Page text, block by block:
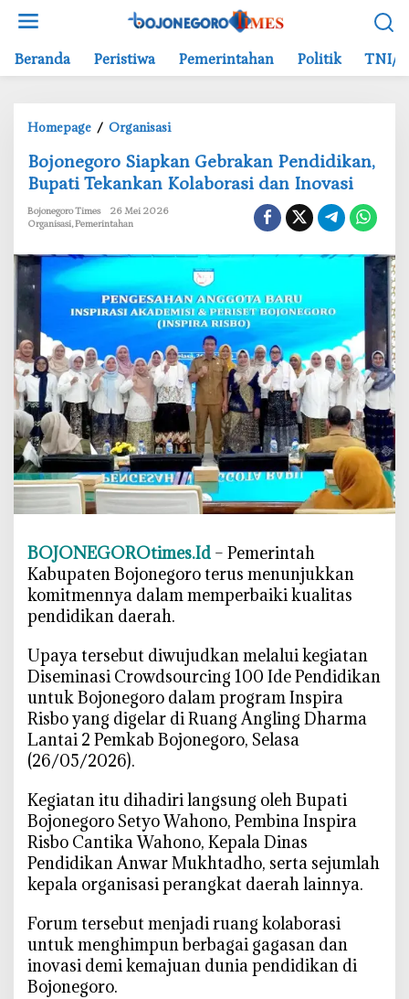
Beranda Peristiwa Pemerintahan Politik TNI/
Homepage / OrganisasiB
j
o
r
o
S
i
a
p
k
a
n
G
e
a
k
a
e
n
d
i
n
B
u
p
t
i
T
Bojonegoro Siapkan Gebrakan Pendidikan,
Bupati Tekankan Kolaborasi dan Inovasi
Bojonegoro Times
26 Mei 2026
Organisasi,Pemerintahan
BOJONEGOROtimes.Id – Pemerintah
Kabupaten Bojonegoro terus menunjukkan
komitmennya dalam memperbaiki kualitas
pendidikan daerah.
‎Upaya tersebut diwujudkan melalui kegiatan
Diseminasi Crowdsourcing 100 Ide Pendidikan
untuk Bojonegoro dalam program Inspira
Risbo yang digelar di Ruang Angling Dharma
Lantai 2 Pemkab Bojonegoro, Selasa
(26/05/2026).
‎Kegiatan itu dihadiri langsung oleh Bupati
Bojonegoro Setyo Wahono, Pembina Inspira
Risbo Cantika Wahono, Kepala Dinas
Pendidikan Anwar Mukhtadho, serta sejumlah
kepala organisasi perangkat daerah lainnya.
‎Forum tersebut menjadi ruang kolaborasi
untuk menghimpun berbagai gagasan dan
inovasi demi kemajuan dunia pendidikan di
Bojonegoro.